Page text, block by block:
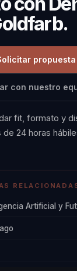
propuesta
con nuestro
fit, formato y
de 24 horas
Artificial y